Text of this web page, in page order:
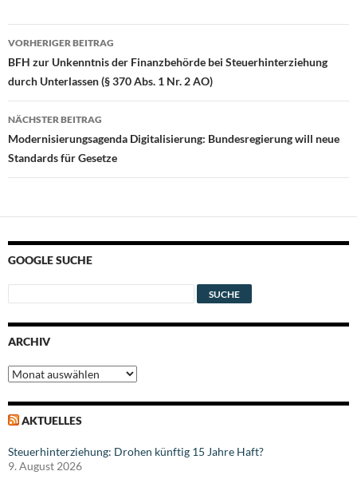
Beitragsnavigation
VORHERIGER BEITRAG
BFH zur Unkenntnis der Finanzbehörde bei Steuerhinterziehung
durch Unterlassen (§ 370 Abs. 1 Nr. 2 AO)
NÄCHSTER BEITRAG
Modernisierungsagenda Digitalisierung: Bundesregierung will neue
Standards für Gesetze
GOOGLE SUCHE
ARCHIV
Archiv
AKTUELLES
Steuerhinterziehung: Drohen künftig 15 Jahre Haft?
9. August 2026